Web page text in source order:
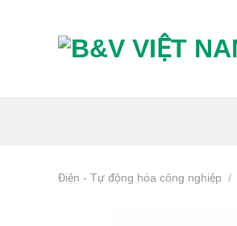
Điện - Tự động hóa công nghiệp /